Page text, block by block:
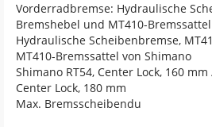
Vorderradbremse: Hydraulische
Bremshebel und MT410-
Hydraulische Scheibenbremse,
MT410-Bremssattel von Shimano
Shimano RT54, Center Lock, 160
Center Lock, 180 mm
Max. Bremsscheibendu